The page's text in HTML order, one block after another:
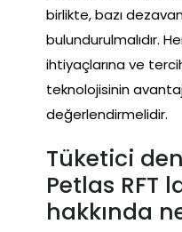
birlikte, bazı
bulundurulmalıdır.
ihtiyaçlarına ve
teknolojisinin
değerlendirmelidir.
Tüketici
Petlas RFT
hakkında